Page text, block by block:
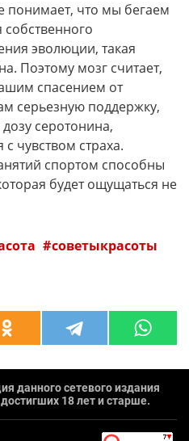
понимает, что мы бегаем
эволюции, такая
Поэтому мозг считает,
спасением от
серьезную поддержку,
серотонина,
чувством страха.
спортом способны
будет ощущаться не
советыкрасоты
данного сетевого издания
18 лет и старше.